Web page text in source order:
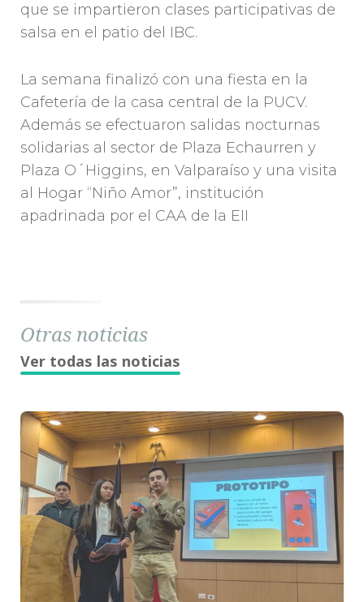
que se impartieron clases participativas de
salsa en el patio del IBC.
La semana finalizó con una fiesta en la
Cafetería de la casa central de la PUCV.
Además se efectuaron salidas nocturnas
solidarias al sector de Plaza Echaurren y
Plaza O´Higgins, en Valparaíso y una visita
al Hogar “Niño Amor”, institución
apadrinada por el CAA de la EII
Otras noticias
Ver todas las noticias